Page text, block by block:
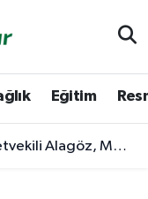
Eğitim
İl Başkanlığını Ziyaret Etti